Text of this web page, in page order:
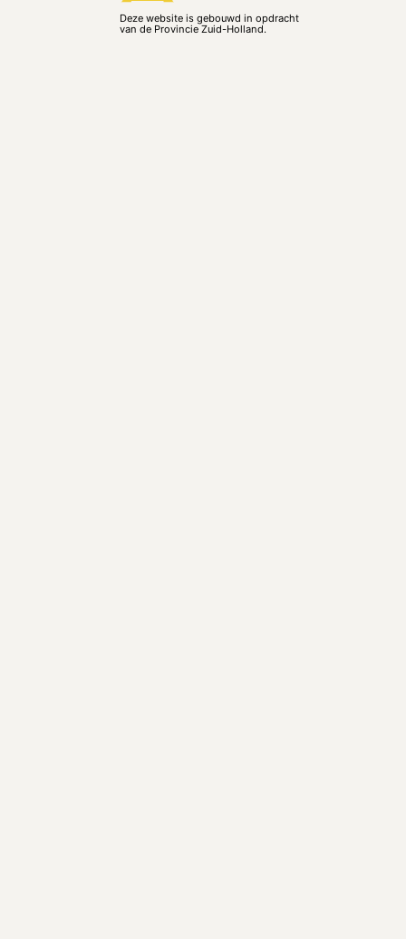
Deze website is gebouwd in opdracht
van de Provincie Zuid-Holland.